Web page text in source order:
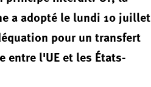
a adopté le lundi 10 juillet
pour un transfert
entre l'UE et les États-